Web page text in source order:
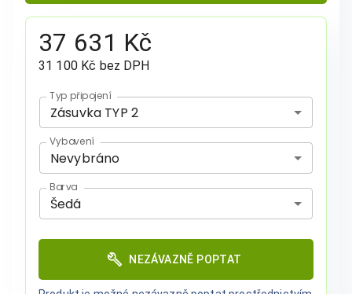
37 631 Kč
31 100 Kč bez DPH
Typ připojení
Zásuvka TYP 2
Vybavení
Nevybráno
Barva
Šedá
NEZÁVAZNĚ POPTAT